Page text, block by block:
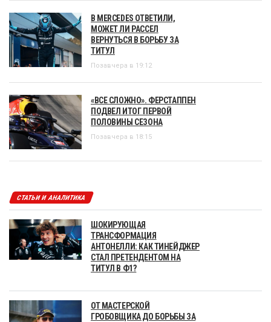
В MERCEDES ОТВЕТИЛИ,
МОЖЕТ ЛИ РАССЕЛ
ВЕРНУТЬСЯ В БОРЬБУ ЗА
ТИТУЛ
Позавчера в 19:12
«ВСЕ СЛОЖНО». ФЕРСТАППЕН
ПОДВЕЛ ИТОГ ПЕРВОЙ
ПОЛОВИНЫ СЕЗОНА
Позавчера в 18:15
СТАТЬИ И АНАЛИТИКА
ШОКИРУЮЩАЯ
ТРАНСФОРМАЦИЯ
АНТОНЕЛЛИ: КАК ТИНЕЙДЖЕР
СТАЛ ПРЕТЕНДЕНТОМ НА
ТИТУЛ В Ф1?
ОТ МАСТЕРСКОЙ
ГРОБОВЩИКА ДО БОРЬБЫ ЗА